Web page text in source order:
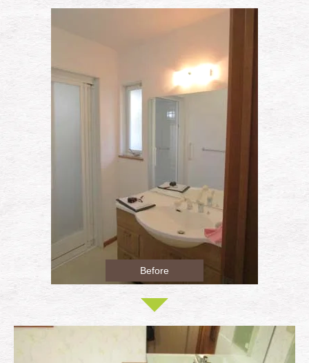
Before